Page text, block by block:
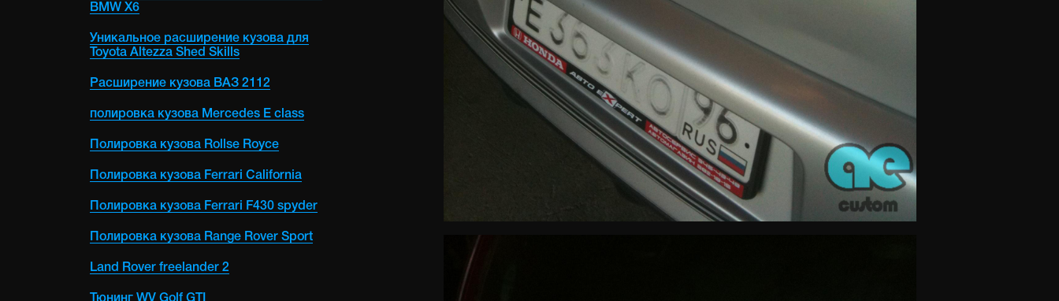
BMW X6
Уникальное расширение кузова для
Toyota Altezza Shed Skills
Расширение кузова ВАЗ 2112
полировка кузова Mercedes E class
Полировка кузова Rollse Royce
Полировка кузова Ferrari California
Полировка кузова Ferrari F430 spyder
Полировка кузова Range Rover Sport
Land Rover freelander 2
Тюнинг WV Golf GTI